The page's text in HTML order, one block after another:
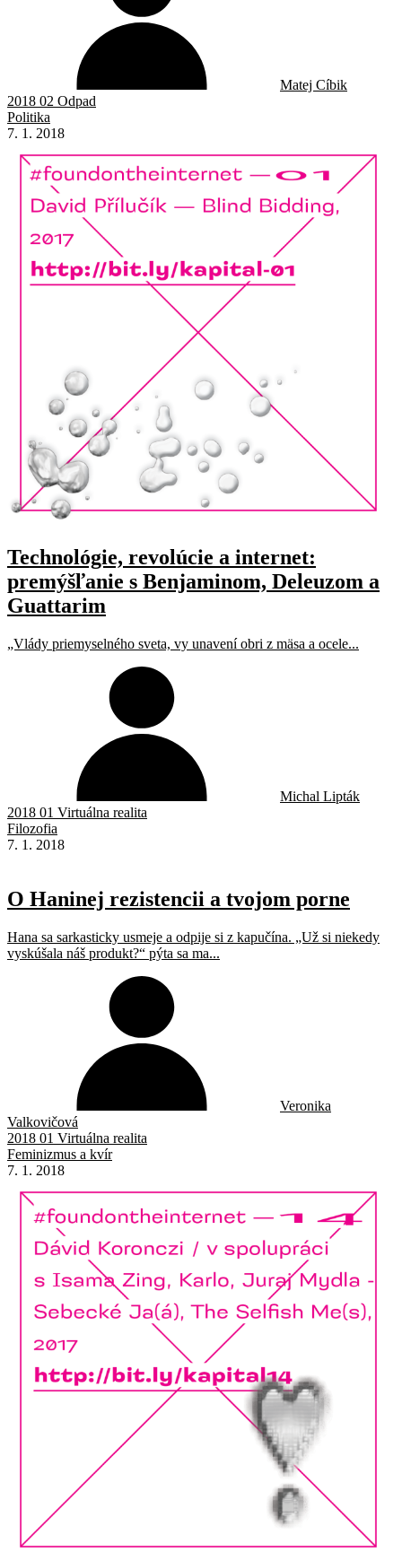
Matej Cíbik
2018 02 Odpad
Politika
7. 1. 2018
Technológie, revolúcie a internet:
premýšľanie s Benjaminom, Deleuzom a
Guattarim
„Vlády priemyselného sveta, vy unavení obri z mäsa a ocele...
Michal Lipták
2018 01 Virtuálna realita
Filozofia
7. 1. 2018
O Haninej rezistencii a tvojom porne
Hana sa sarkasticky usmeje a odpije si z kapučína. „Už si niekedy
vyskúšala náš produkt?“ pýta sa ma...
Veronika
Valkovičová
2018 01 Virtuálna realita
Feminizmus a kvír
7. 1. 2018